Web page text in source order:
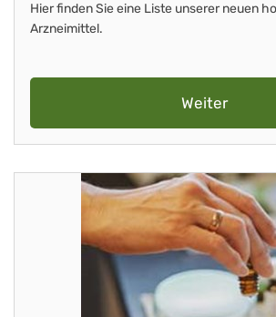
Hier finden Sie eine Liste unserer neuen
Arzneimittel.
Weiter